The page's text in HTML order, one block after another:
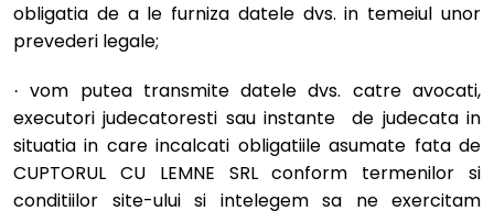
obligatia de a le furniza datele dvs. in temeiul unor
prevederi legale;
·
vom putea transmite datele dvs. catre avocati,
executori judecatoresti sau instante de judecata in
situatia in care incalcati obligatiile asumate fata de
CUPTORUL CU LEMNE SRL conform termenilor si
conditiilor site-ului si intelegem sa ne exercitam